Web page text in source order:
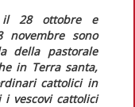
il 28 ottobre e
sono
della pastorale
in Terra santa,
cattolici in
vescovi cattolici